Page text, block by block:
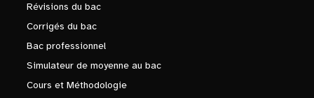
Révisions du bac
Corrigés du bac
Bac professionnel
Simulateur de moyenne au bac
Cours et Méthodologie